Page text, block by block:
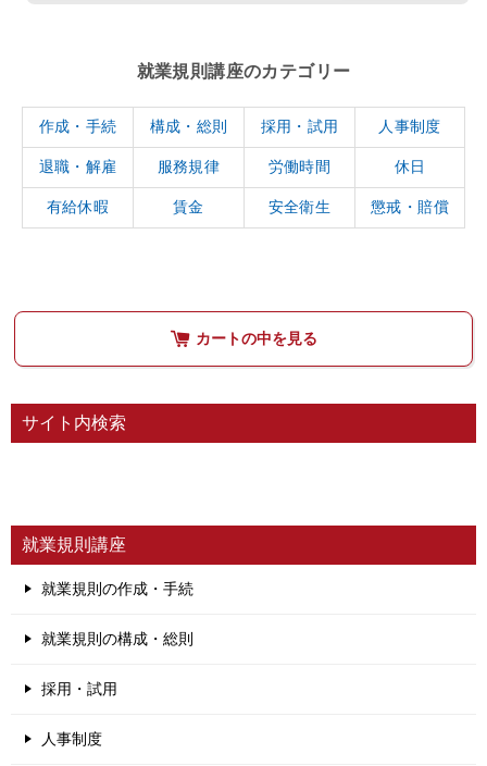
就業規則講座のカテゴリー
作成・手続 構成・総則 採用・試用 人事制度
退職・解雇 服務規律 労働時間 休日
有給休暇 賃金 安全衛生 懲戒・賠償
カートの中を見る
サイト内検索
就業規則講座
就業規則の作成・手続
就業規則の構成・総則
採用・試用
人事制度